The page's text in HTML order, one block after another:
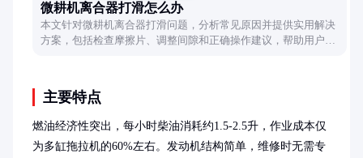
微耕机离合器打滑怎么办
本文针对微耕机离合器打滑问题，分析常见原因并提供实用解决
方案，包括检查摩擦片、调整间隙和正确操作建议，帮助用户快
主要特点
燃油经济性突出，每小时柴油消耗约1.5-2.5升，作业成本仅
为多缸拖拉机的60%左右。发动机结构简单，维修时无需专